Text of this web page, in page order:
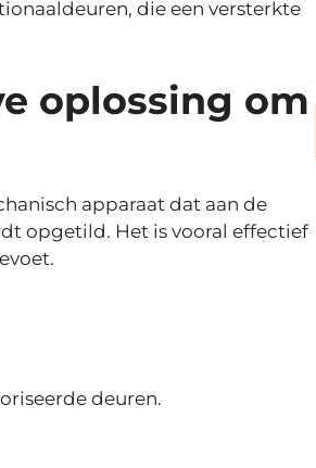
die een versterkte
oplossing om
apparaat dat aan de
opgetild. Het is vooral effectief
deuren.